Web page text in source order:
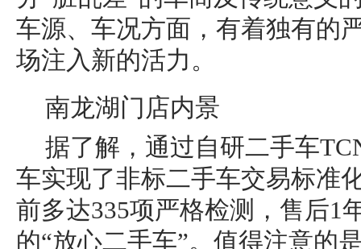
车源、车况方面，有着独有的
场注入新的活力。
南龙湖门店内景
据了解，通过自研二手车
车实现了非标二手车交易标准
前多达335项严格检测，售后1
的“放心二手车”。值得注意的